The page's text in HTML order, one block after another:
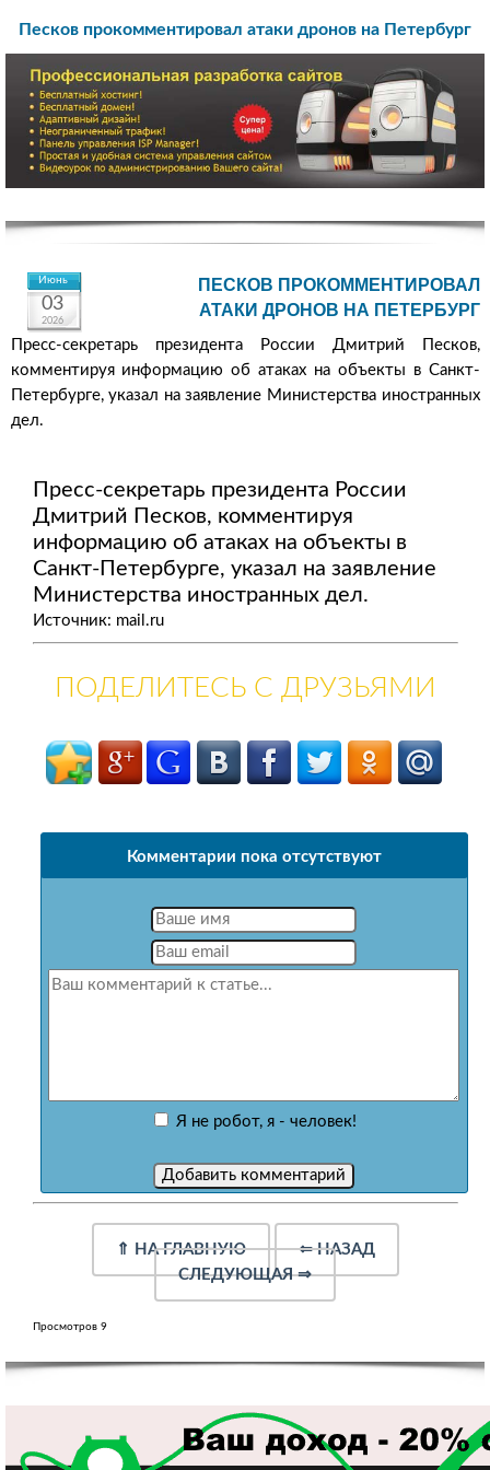
Песков прокомментировал атаки дронов на Петербург
Июнь
03
2026
ПЕСКОВ ПРОКОММЕНТИРОВАЛ
АТАКИ ДРОНОВ НА ПЕТЕРБУРГ
Пресс-секретарь президента России Дмитрий Песков,
комментируя информацию об атаках на объекты в Санкт-
Петербурге, указал на заявление Министерства иностранных
дел.
Пресс-секретарь президента России
Дмитрий Песков, комментируя
информацию об атаках на объекты в
Санкт-Петербурге, указал на заявление
Министерства иностранных дел.
Источник: mail.ru
ПОДЕЛИТЕСЬ С ДРУЗЬЯМИ
Комментарии пока отсутствуют
Я не робот, я - человек!
⇑ НА ГЛАВНУЮ ⇐НАЗАД
СЛЕДУЮЩАЯ⇒
Просмотров 9